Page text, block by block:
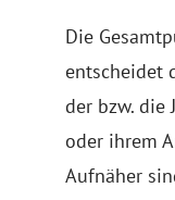
Die
entscheidet
der bzw. die
oder ihrem
Aufnäher